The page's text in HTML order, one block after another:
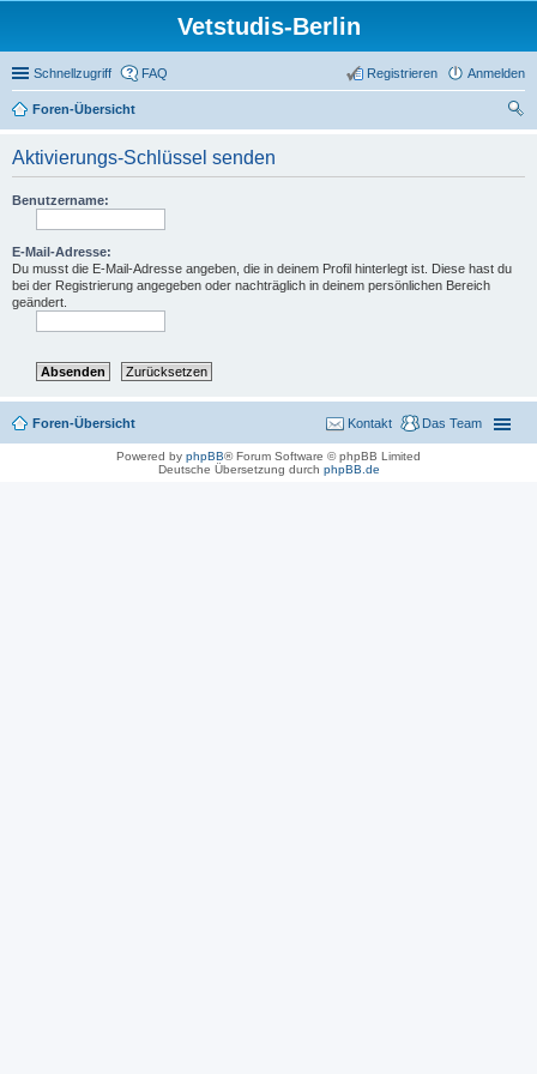
Vetstudis-Berlin
Schnellzugriff FAQ Anmelden
Registrieren
Foren-Übersicht
Aktivierungs-Schlüssel senden
Benutzername:
E-Mail-Adresse:
Du musst die E-Mail-Adresse angeben, die in deinem Profil hinterlegt ist. Diese hast du
bei der Registrierung angegeben oder nachträglich in deinem persönlichen Bereich
geändert.
Foren-Übersicht Das Team
Kontakt
Powered by phpBB® Forum Software © phpBB Limited
Deutsche Übersetzung durch phpBB.de